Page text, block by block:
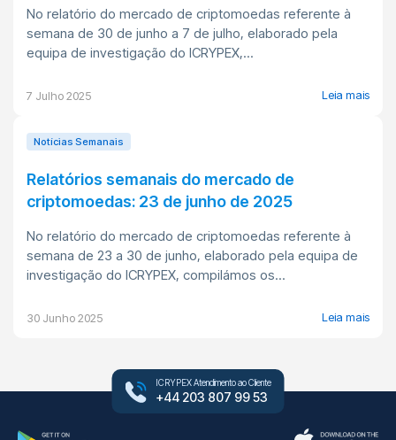
No relatório do mercado de criptomoedas referente à
semana de 30 de junho a 7 de julho, elaborado pela
equipa de investigação do ICRYPEX,...
7 Julho 2025 Leia mais
Notícias Semanais
Relatórios semanais do mercado de
criptomoedas: 23 de junho de 2025
No relatório do mercado de criptomoedas referente à
semana de 23 a 30 de junho, elaborado pela equipa de
investigação do ICRYPEX, compilámos os...
30 Junho 2025 Leia mais
ICRYPEX Atendimento ao Cliente
+44 203 807 99 53